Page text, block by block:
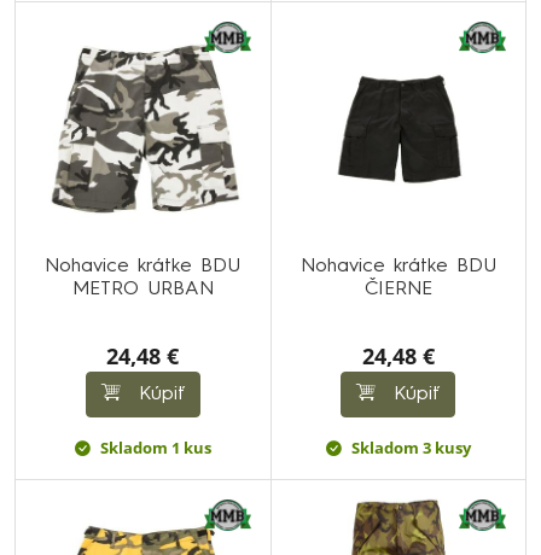
Nohavice krátke BDU
METRO URBAN
24,48 €
Kúpiť
Skladom 1 kus
Nohavice krátke BDU
ČIERNE
24,48 €
Kúpiť
Skladom 3 kusy